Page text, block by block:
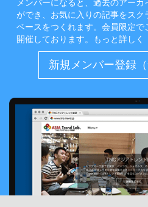
メンバーになると、過去のアー
ができ、お気に入りの記事をスク
ベースをつくれます。会員限定で
開催しております。
もっと詳しく
新規メンバー登録